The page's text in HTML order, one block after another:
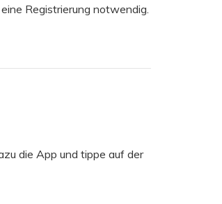
Registrierung notwendig.
die App und tippe auf der